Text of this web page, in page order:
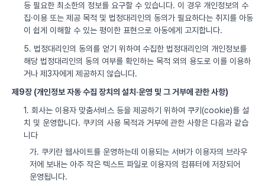
등 필요한 최소한의 정보를 요구할 수 있습니다. 이 경우 개인정보의 수
집·이용 또는 제공 목적 및 법정대리인의 동의가 필요하다는 취지를 아동
이 쉽게 이해할 수 있는 평이한 표현으로 아동에게 고지합니다.
5. 법정대리인의 동의를 얻기 위하여 수집한 법정대리인의 개인정보를
해당 법정대리인의 동의 여부를 확인하는 목적 외의 용도로 이를 이용하
거나 제3자에게 제공하지 않습니다.
제9장 (개인정보 자동 수집 장치의 설치·운영 및 그 거부에 관한 사항)
1. 회사는 이용자 맞춤서비스 등을 제공하기 위하여 쿠키(cookie)를 설
치 및 운영합니다. 쿠키의 사용 목적과 거부에 관한 사항은 다음과 같습
니다
가. 쿠키란 웹사이트를 운영하는데 이용되는 서버가 이용자의 브라우
저에 보내는 아주 작은 텍스트 파일로 이용자의 컴퓨터에 저장되어
운영됩니다.